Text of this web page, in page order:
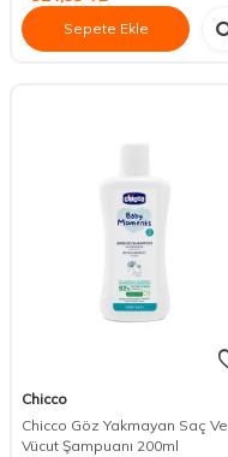
Sepete Ekle
Chicco
Chicco Göz Yakmayan Saç Ve
Vücut Şampuanı 200ml